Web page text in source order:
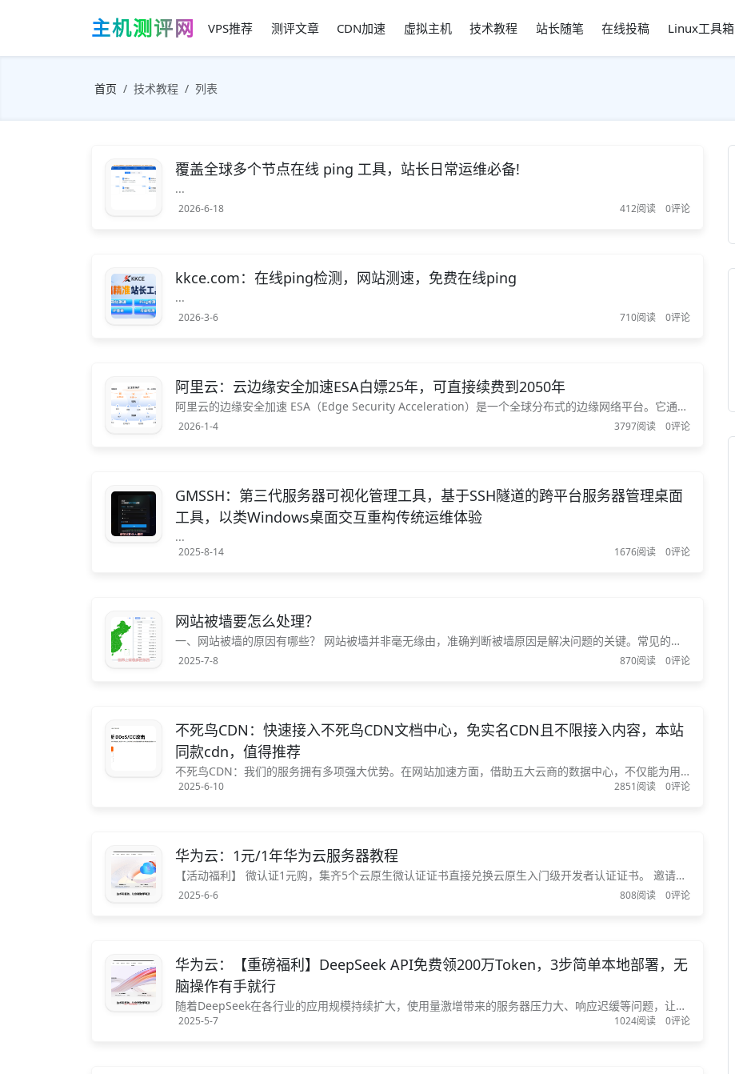
主机测评网 VPS推荐 测评文章 CDN加速 虚拟主机 技术教程 站长随笔 在线投稿 Linux工具箱
首页 技术教程 列表
覆盖全球多个节点在线 ping 工具，站长日常运维必备!
...
2026-6-18 412阅读 0评论
kkce.com：在线ping检测，网站测速，免费在线ping
...
2026-3-6 710阅读 0评论
阿里云：云边缘安全加速ESA白嫖25年，可直接续费到2050年
阿里云的边缘安全加速 ESA（Edge Security Acceleration）是一个全球分布式的边缘网络平台。它通过
遍布全球的3200多个边缘节点，为游戏、电商、金融、媒体等行业提供一站式的网络加速、安全防护和
2026-1-4 3797阅读 0评论
GMSSH：第三代服务器可视化管理工具，基于SSH隧道的跨平台服务器管理桌面
工具，以类Windows桌面交互重构传统运维体验
...
2025-8-14 1676阅读 0评论
网站被墙要怎么处理？
一、网站被墙的原因有哪些？ 网站被墙并非毫无缘由，准确判断被墙原因是解决问题的关键。常见的被
墙原因包括内容违规、遭受恶意攻击、IP存在问题。 1、网站内容违规：如存在敏感政治信息、色情低俗
2025-7-8 870阅读 0评论
不死鸟CDN：快速接入不死鸟CDN文档中心，免实名CDN且不限接入内容，本站
同款cdn，值得推荐
不死鸟CDN：我们的服务拥有多项强大优势。在网站加速方面，借助五大云商的数据中心，不仅能为用
户提供极致的访问速度，还支持网站、API、Websocket、FTP加速，并且多国多区域加速也不在话下。
2025-6-10 2851阅读 0评论
华为云：1元/1年华为云服务器教程
【活动福利】 微认证1元购，集齐5个云原生微认证证书直接兑换云原生入门级开发者认证证书。 邀请报
名有礼：送最高1000元云资源代金券/1099元工作级开发者认证代金券。 考证积分兑好礼（含邀请好友
2025-6-6 808阅读 0评论
华为云：【重磅福利】DeepSeek API免费领200万Token，3步简单本地部署，无
脑操作有手就行
随着DeepSeek在各行业的应用规模持续扩大，使用量激增带来的服务器压力大、响应迟缓等问题，让越
来越多的企业开始选择私有化部署方案——通过将DeepSeek大模型直接部署到本地算力集群，企业能够
2025-5-7 1024阅读 0评论